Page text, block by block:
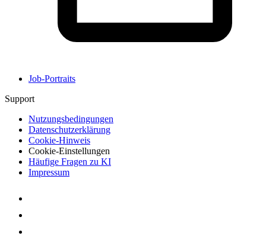
Job-Portraits
Support
Nutzungsbedingungen
Datenschutzerklärung
Cookie-Hinweis
Cookie-Einstellungen
Häufige Fragen zu KI
Impressum